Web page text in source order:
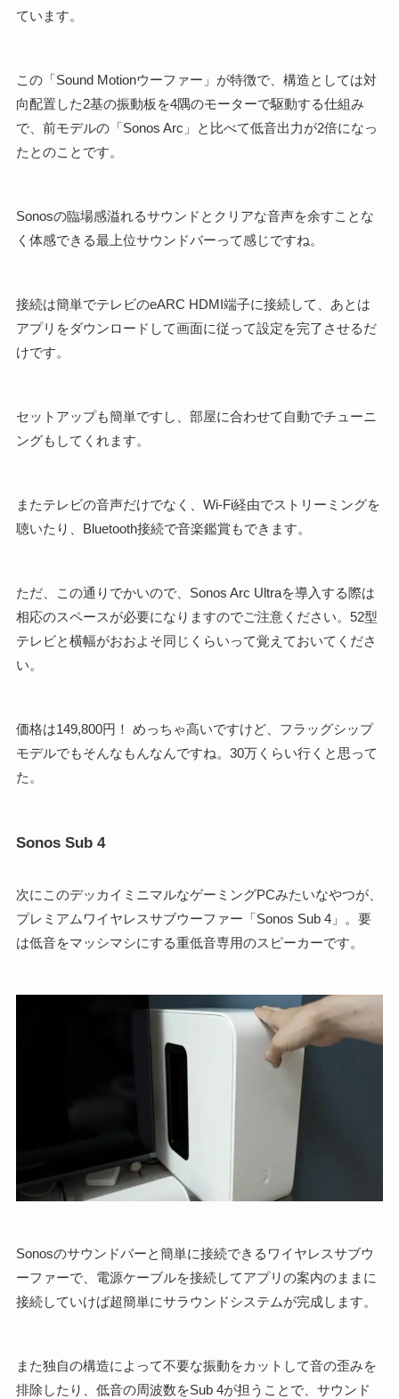
ています。
この「Sound Motionウーファー」が特徴で、構造としては対
向配置した2基の振動板を4隅のモーターで駆動する仕組み
で、前モデルの「Sonos Arc」と比べて低音出力が2倍になっ
たとのことです。
Sonosの臨場感溢れるサウンドとクリアな音声を余すことな
く体感できる最上位サウンドバーって感じですね。
接続は簡単でテレビのeARC HDMI端子に接続して、あとは
アプリをダウンロードして画面に従って設定を完了させるだ
けです。
セットアップも簡単ですし、部屋に合わせて自動でチューニ
ングもしてくれます。
またテレビの音声だけでなく、Wi-Fi経由でストリーミングを
聴いたり、Bluetooth接続で音楽鑑賞もできます。
ただ、この通りでかいので、Sonos Arc Ultraを導入する際は
相応のスペースが必要になりますのでご注意ください。52型
テレビと横幅がおおよそ同じくらいって覚えておいてくださ
い。
価格は149,800円！ めっちゃ高いですけど、フラッグシップ
モデルでもそんなもんなんですね。30万くらい行くと思って
た。
Sonos Sub 4
次にこのデッカイミニマルなゲーミングPCみたいなやつが、
プレミアムワイヤレスサブウーファー「Sonos Sub 4」。要
は低音をマッシマシにする重低音専用のスピーカーです。
Sonosのサウンドバーと簡単に接続できるワイヤレスサブウ
ーファーで、電源ケーブルを接続してアプリの案内のままに
接続していけば超簡単にサラウンドシステムが完成します。
また独自の構造によって不要な振動をカットして音の歪みを
排除したり、低音の周波数をSub 4が担うことで、サウンド